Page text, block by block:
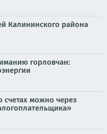
Калининского района
горловчан:
счетах можно через